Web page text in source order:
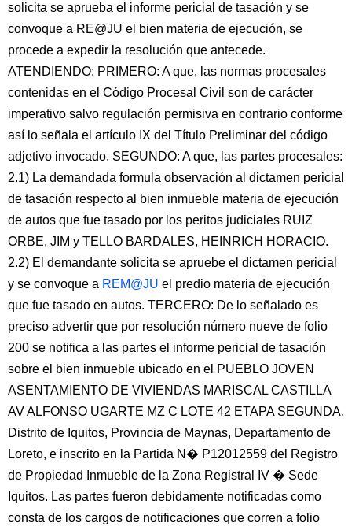
solicita se aprueba el informe pericial de tasación y se
convoque a RE@JU el bien materia de ejecución, se
procede a expedir la resolución que antecede.
ATENDIENDO: PRIMERO: A que, las normas procesales
contenidas en el Código Procesal Civil son de carácter
imperativo salvo regulación permisiva en contrario conforme
así lo señala el artículo IX del Título Preliminar del código
adjetivo invocado. SEGUNDO: A que, las partes procesales:
2.1) La demandada formula observación al dictamen pericial
de tasación respecto al bien inmueble materia de ejecución
de autos que fue tasado por los peritos judiciales RUIZ
ORBE, JIM y TELLO BARDALES, HEINRICH HORACIO.
2.2) El demandante solicita se apruebe el dictamen pericial
y se convoque a REM@JU el predio materia de ejecución
que fue tasado en autos. TERCERO: De lo señalado es
preciso advertir que por resolución número nueve de folio
200 se notifica a las partes el informe pericial de tasación
sobre el bien inmueble ubicado en el PUEBLO JOVEN
ASENTAMIENTO DE VIVIENDAS MARISCAL CASTILLA
AV ALFONSO UGARTE MZ C LOTE 42 ETAPA SEGUNDA,
Distrito de Iquitos, Provincia de Maynas, Departamento de
Loreto, e inscrito en la Partida N� P12012559 del Registro
de Propiedad Inmueble de la Zona Registral IV � Sede
Iquitos. Las partes fueron debidamente notificadas como
consta de los cargos de notificaciones que corren a folio